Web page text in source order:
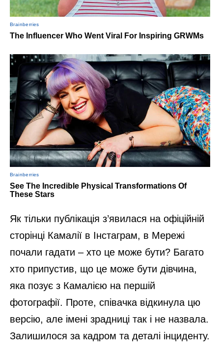
Як тільки публікація з’явилася на офіційній
сторінці Камалії в Інстаграм, в Мережі
почали гадати – хто це може бути? Багато
хто припустив, що це може бути дівчина,
яка позує з Камалією на першій
фотографії. Проте, співачка відкинула цю
версію, але імені зрадниці так і не назвала.
Залишилося за кадром та деталі інциденту.